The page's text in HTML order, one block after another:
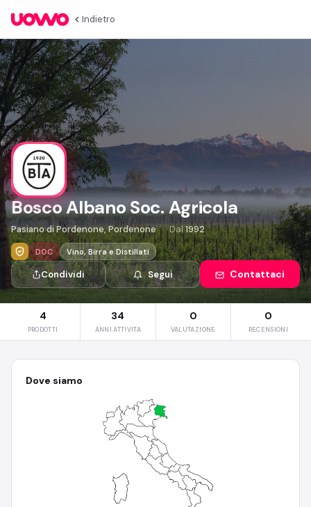
Indietro
Bosco Albano Soc. Agricola
Pasiano di Pordenone, Pordenone Dal1992
DOC Vino, Birra e Distillati
Condividi Segui Contattaci
4
PRODOTTI
34
ANNI ATTIVITA
0
VALUTAZIONE
0
RECENSIONI
Dove siamo